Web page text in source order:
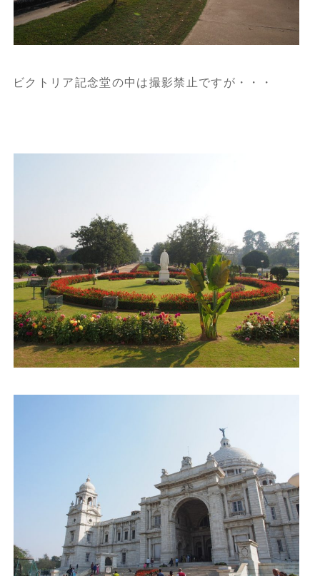
ビクトリア記念堂の中は撮影禁止ですが・・・